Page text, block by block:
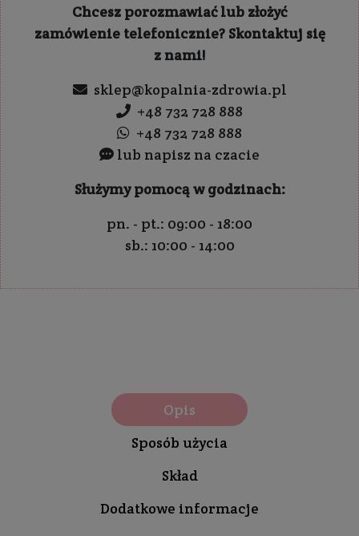
Chcesz porozmawiać lub złożyć
zamówienie telefonicznie? Skontaktuj się
z nami!
sklep@kopalnia-zdrowia.pl
+48 732 728 888
+48 732 728 888
lub napisz na czacie
Służymy pomocą w godzinach:
pn. - pt.: 09:00 - 18:00
sb.: 10:00 - 14:00
Opis
Sposób użycia
Skład
Dodatkowe informacje